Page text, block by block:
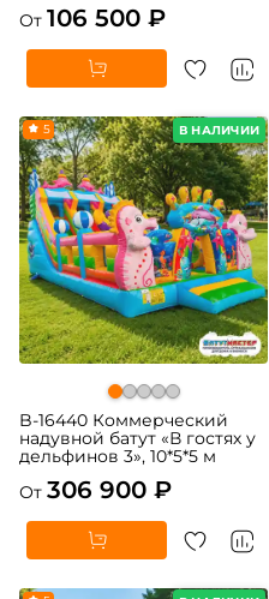
От 106 500 ₽
В НАЛИЧИИ
5
B-16440 Коммерческий
надувной батут «В гостях у
дельфинов 3», 10*5*5 м
От 306 900 ₽